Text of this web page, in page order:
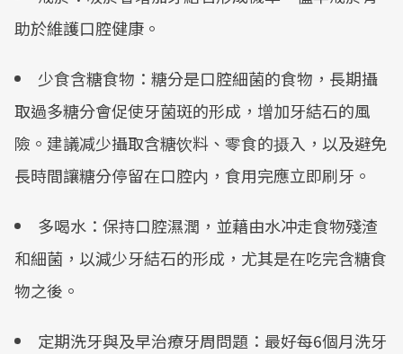
助於維護口腔健康。
少食含糖食物：糖分是口腔細菌的食物，長期攝
取過多糖分會促使牙菌斑的形成，增加牙結石的風
險。建議减少攝取含糖饮料、零食的摄入，以及避免
長時間讓糖分停留在口腔内，食用完應立即刷牙。
多喝水：保持口腔濕潤，並藉由水冲走食物殘渣
和細菌，以減少牙結石的形成，尤其是在吃完含糖食
物之後。
定期洗牙與及早治療牙周問題：最好每6個月洗牙